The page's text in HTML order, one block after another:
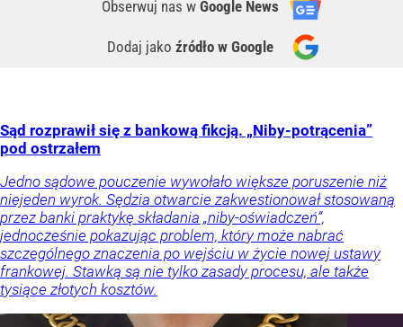
Obserwuj nas w Google News
Dodaj jako źródło w Google
Sąd rozprawił się z bankową fikcją. „Niby-potrącenia”
pod ostrzałem
Jedno sądowe pouczenie wywołało większe poruszenie niż
niejeden wyrok. Sędzia otwarcie zakwestionował stosowaną
przez banki praktykę składania „niby-oświadczeń”,
jednocześnie pokazując problem, który może nabrać
szczególnego znaczenia po wejściu w życie nowej ustawy
frankowej. Stawką są nie tylko zasady procesu, ale także
tysiące złotych kosztów.